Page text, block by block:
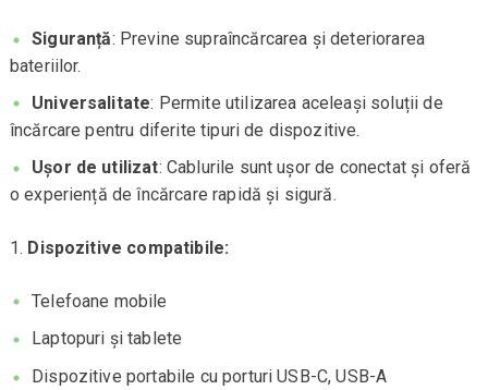
Siguranță: Previne supraîncărcarea și deteriorarea
bateriilor.
Universalitate: Permite utilizarea aceleași soluții de
încărcare pentru diferite tipuri de dispozitive.
Ușor de utilizat: Cablurile sunt ușor de conectat și oferă
o experiență de încărcare rapidă și sigură.
Dispozitive compatibile:
Telefoane mobile
Laptopuri și tablete
Dispozitive portabile cu porturi USB-C, USB-A